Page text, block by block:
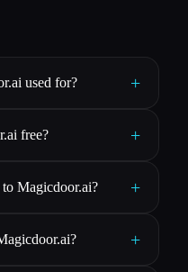
used for? +
free? +
Magicdoor.ai? +
+